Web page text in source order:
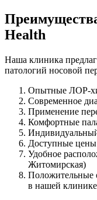
Health
Наша клиника
патологий носовой
Опытные ЛОР-
Современное
Применение
Комфортные
Доступные цены
Удобное
Житомирская)
Положительные
в нашей клинике